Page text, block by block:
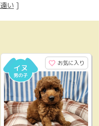
遠い ]
お気に入り